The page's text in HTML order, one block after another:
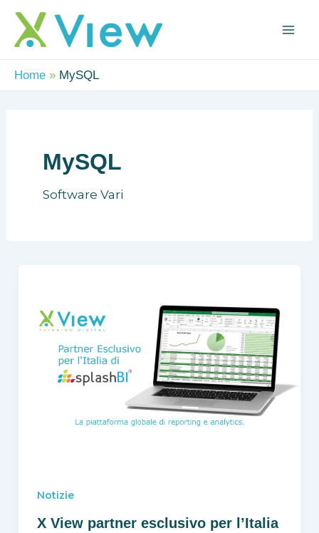
Vai
contenuto
Home MySQL
MySQL
Software Vari
Notizie
X View partner esclusivo per l’Italia